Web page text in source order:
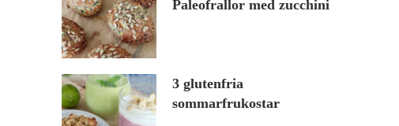
Paleofrallor med zucchini
3 glutenfria
sommarfrukostar